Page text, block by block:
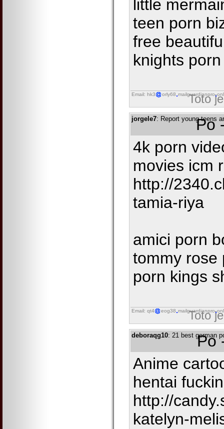
little
teen porn
free
knights porn
Email: hk3 orly68 mailguardianpro
Toto
jorgele7: Report young teens
Po
4k porn
movies icm
http://
tamia-riya
amici porn
tommy rose
porn kings
Email: qt4 eog38 mailguardianpro
Toto
deboraqg10: 21 best german
Po
Anime
hentai
http://
katelyn-